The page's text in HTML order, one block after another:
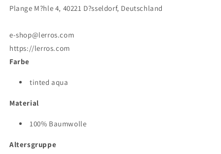
Plange M?hle 4, 40221 D?sseldorf, Deutschland
e-shop@lerros.com
https://lerros.com
Farbe
tinted aqua
Material
100% Baumwolle
Altersgruppe